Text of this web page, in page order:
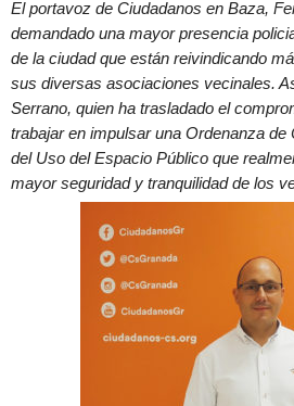
El portavoz de Ciudadanos en Baza,
demandado una mayor presencia
de la ciudad que están reivindicando
sus diversas asociaciones vecinales.
Serrano, quien ha trasladado el
trabajar en impulsar una Ordenanza
del Uso del Espacio Público que
mayor seguridad y tranquilidad de los